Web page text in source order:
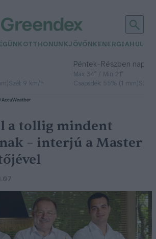
OTTHONUNKJÖVŐNK ENERGIA
Szél: 9 km/h
Péntek– Részben
Max 34° / Min 21°
Csapadék: 55% (1 mm)Szél:
a tollig mindent
– interjú a Master